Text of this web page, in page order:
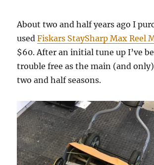
тест
кода
About two and half years ago I
usedFiskars StaySharp Max Reel
$60. After an initial tune up I’ve
trouble free as the main (and
two and half seasons.